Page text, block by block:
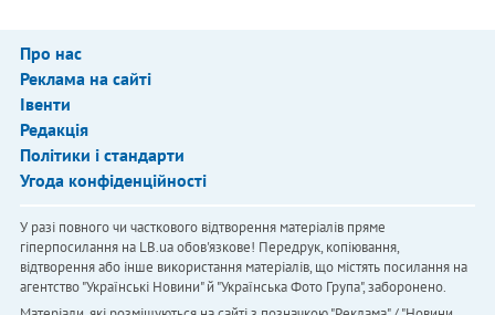
Про нас
Реклама на сайті
Івенти
Редакція
Політики і стандарти
Угода конфіденційності
У разі повного чи часткового відтворення матеріалів пряме
гіперпосилання на LB.ua обов'язкове! Передрук, копіювання,
відтворення або інше використання матеріалів, що містять посилання на
агентство "Українськi Новини" й "Українська Фото Група", заборонено.